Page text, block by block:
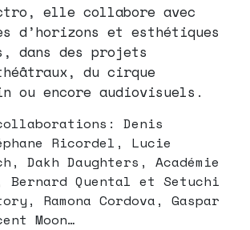
elle collabore avec
d’horizons et esthétiques
dans des projets
du cirque
ou encore audiovisuels.
Denis
Ricordel, Lucie
Dakh Daughters, Académie
Quental et Setuchi
Ramona Cordova, Gaspar
Moon…